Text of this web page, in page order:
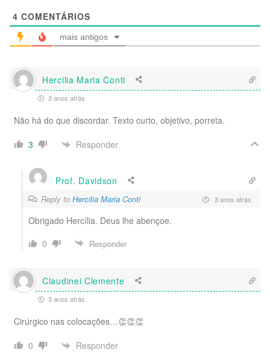
4 COMENTÁRIOS
mais antigos
Hercilia Maria Conti
3 anos atrás
Não há do que discordar. Texto curto, objetivo, porreta.
3
Responder
Prof. Davidson
Reply to Hercilia Maria Conti 3 anos atrás
Obrigado Hercília. Deus lhe abençoe.
0
Responder
Claudinei Clemente
3 anos atrás
Cirúrgico nas colocações…👏👏👏
0
Responder